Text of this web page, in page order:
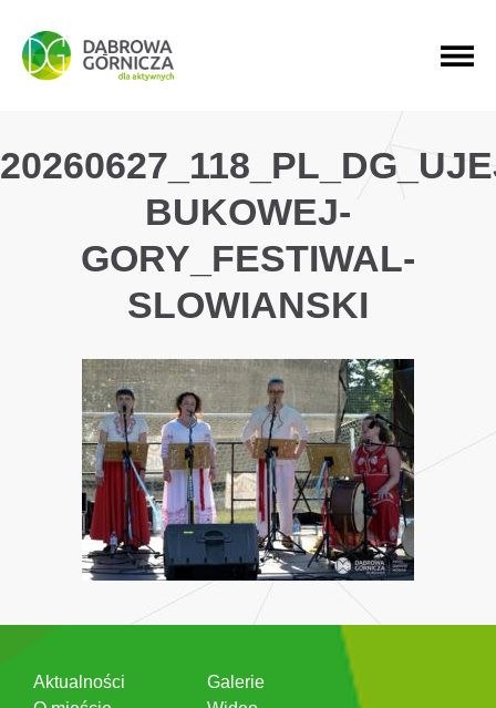
PRZEJDŹ DO MENU GŁÓWNEGO
PRZEJDŹ DO WYSZUKIWARKI
PRZEJDŹ DO TREŚCI
BUKOWEJ-
GORY_FESTIWAL-
SLOWIANSKI
Aktualności
Galerie